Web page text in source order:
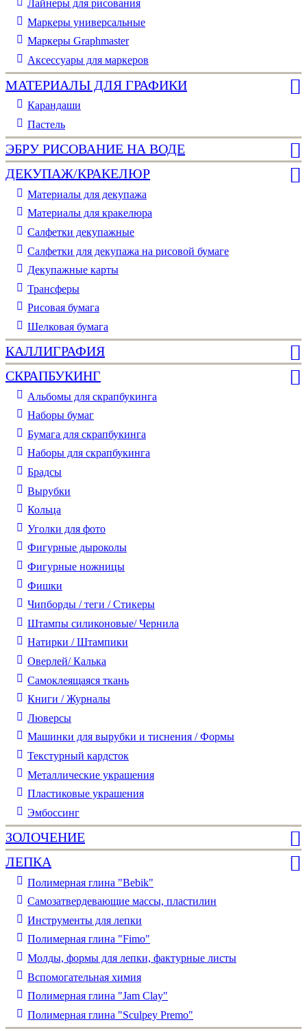
Лайнеры для рисования
Маркеры универсальные
Маркеры Graphmaster
Аксессуары для маркеров
МАТЕРИАЛЫ ДЛЯ ГРАФИКИ
Карандаши
Пастель
ЭБРУ РИСОВАНИЕ НА ВОДЕ
ДЕКУПАЖ/КРАКЕЛЮР
Материалы для декупажа
Материалы для кракелюра
Cалфетки декупажные
Салфетки для декупажа на рисовой бумаге
Декупажные карты
Трансферы
Рисовая бумага
Шелковая бумага
КАЛЛИГРАФИЯ
СКРАПБУКИНГ
Альбомы для скрапбукинга
Наборы бумаг
Бумага для скрапбукинга
Наборы для скрапбукинга
Брадсы
Вырубки
Кольца
Уголки для фото
Фигурные дыроколы
Фигурные ножницы
Фишки
Чипборды / теги / Стикеры
Штампы силиконовые/ Чернила
Натирки / Штампики
Оверлей/ Калька
Самоклеящаяся ткань
Книги / Журналы
Люверсы
Машинки для вырубки и тиснения / Формы
Текстурный кардсток
Металлические украшения
Пластиковые украшения
Эмбоссинг
ЗОЛОЧЕНИЕ
ЛЕПКА
Полимерная глина "Bebik"
Самозатвердевающие массы, пластилин
Инструменты для лепки
Полимерная глина "Fimo"
Молды, формы для лепки, фактурные листы
Вспомогательная химия
Полимерная глина "Jam Clay"
Полимерная глина "Sculpey Premo"